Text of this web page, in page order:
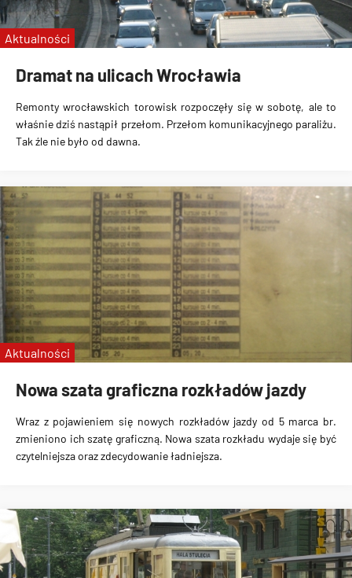
Dramat na ulicach Wrocławia
Remonty wrocławskich torowisk rozpoczęły się w sobotę, ale to
właśnie dziś nastąpił przełom. Przełom komunikacyjnego paraliżu.
Tak źle nie było od dawna.
Aktualności
Nowa szata graficzna rozkładów jazdy
Wraz z pojawieniem się nowych rozkładów jazdy od 5 marca br.
zmieniono ich szatę graficzną. Nowa szata rozkładu wydaje się być
czytelniejsza oraz zdecydowanie ładniejsza.
Aktualności